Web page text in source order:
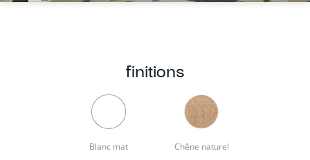
finitions
Blanc mat Chêne naturel